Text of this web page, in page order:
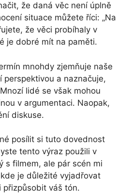
že daná věc není úplně
situace můžete říci: „Na
že věci probíhaly v
je dobré mít na paměti.
mnohdy zjemňuje naše
a naznačuje,
lidé se však mohou
v argumentaci. Naopak,
diskuse.
posílit si tuto dovednost
tento výraz použili v
s filmem, ale pár scén mi
je důležité vyjadřovat
přizpůsobit váš tón.